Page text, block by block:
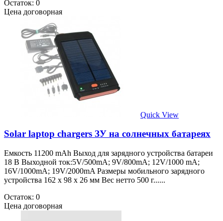
Остаток: 0
Цена договорная
Quick View
Solar laptop chargers ЗУ на солнечных батареях
Емкость 11200 mAh Выход для зарядного устройства батареи
18 В Выходной ток:5V/500mA; 9V/800mA; 12V/1000 mA;
16V/1000mA; 19V/2000mA Размеры мобильного зарядного
устройства 162 х 98 х 26 мм Вес нетто 500 г......
Остаток: 0
Цена договорная